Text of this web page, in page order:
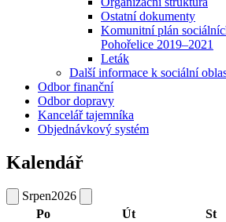
Ostatní dokumenty
Komunitní plán
Pohořelice 2019–2021
Leták
Další informace k sociální
Odbor finanční
Odbor dopravy
Kancelář tajemníka
Objednávkový systém
Kalendář
Srpen2026
Po
Út St